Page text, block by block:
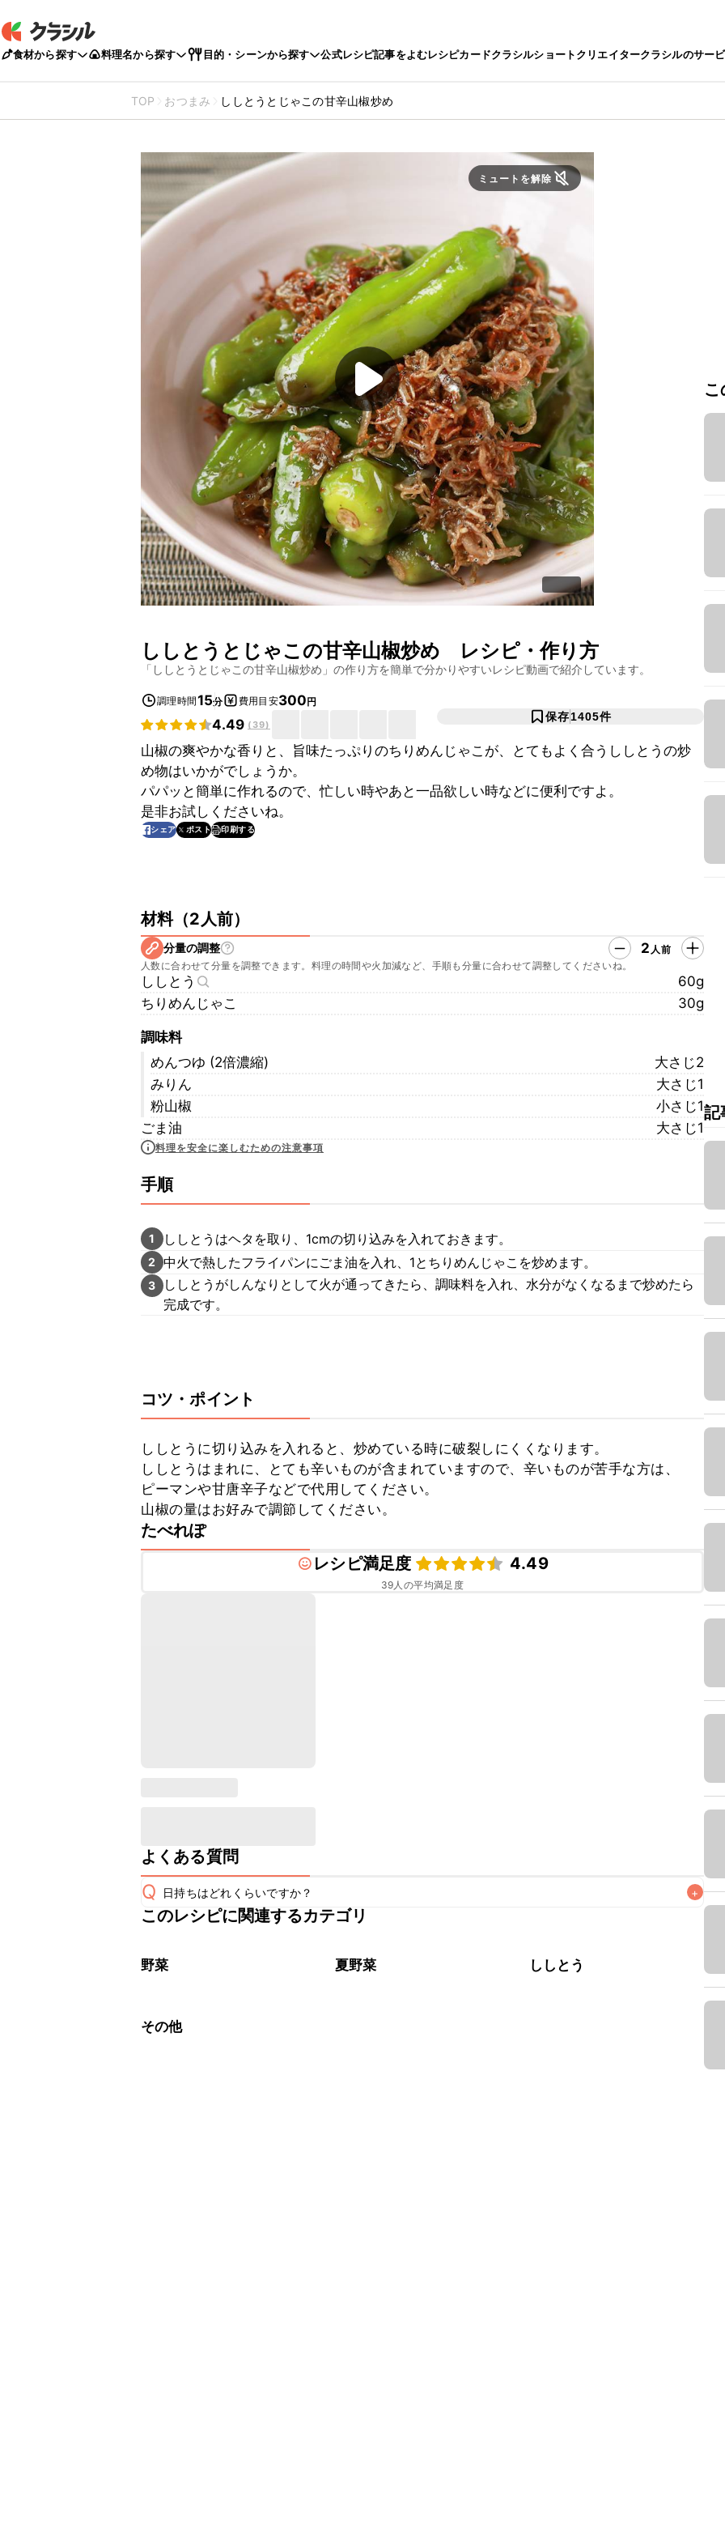
食材から探す 料理名から探す 目的・シーンから探す 公式レシピ記事をよむレシピカードクラシルショートクリエイタークラシルのサー
TOP おつまみ ししとうとじゃこの甘辛山椒炒め
ミュートを解除
ししとうとじゃこの甘辛山椒炒め レシピ・作り方
「 ししとうとじゃこの甘辛山椒炒め 」の作り方を簡単で分かりやすいレシピ動画で紹介しています。
調理時間15分 費用目安300円
4.49 ( 39)
保存1405件
山椒の爽やかな香りと、旨味たっぷりのちりめんじゃこが、とてもよく合うししとうの炒
め物はいかがでしょうか。
パパッと簡単に作れるので、忙しい時やあと一品欲しい時などに便利ですよ。
是非お試しくださいね。
シェア ポスト 印刷する
材料（2人前）
分量の調整 2 人前
人数に合わせて分量を調整できます。料理の時間や火加減など、手順も分量に合わせて調整してくださいね。
ししとう
60g
ちりめんじゃこ
30g
調味料
めんつゆ (2倍濃縮)
大さじ2
みりん
大さじ1
粉山椒
小さじ1
ごま油
大さじ1
料理を安全に楽しむための注意事項
手順
1 ししとうはヘタを取り、1cmの切り込みを入れておきます。
2 中火で熱したフライパンにごま油を入れ、1とちりめんじゃこを炒めます。
3
ししとうがしんなりとして火が通ってきたら、調味料を入れ、水分がなくなるまで炒めたら
完成です。
コツ・ポイント
ししとうに切り込みを入れると、炒めている時に破裂しにくくなります。
ししとうはまれに、とても辛いものが含まれていますので、辛いものが苦手な方は、
ピーマンや甘唐辛子などで代用してください。
山椒の量はお好みで調節してください。
たべれぽ
レシピ満足度
4.49
39人の平均満足度
よくある質問
Q 日持ちはどれくらいですか？ +
保存期間は冷蔵で翌日中が目安です。なるべくお早めにお召し上がりください。
※日持ちは目安です。
このレシピに関連するカテゴリ
野菜 夏野菜 ししとう
その他
記